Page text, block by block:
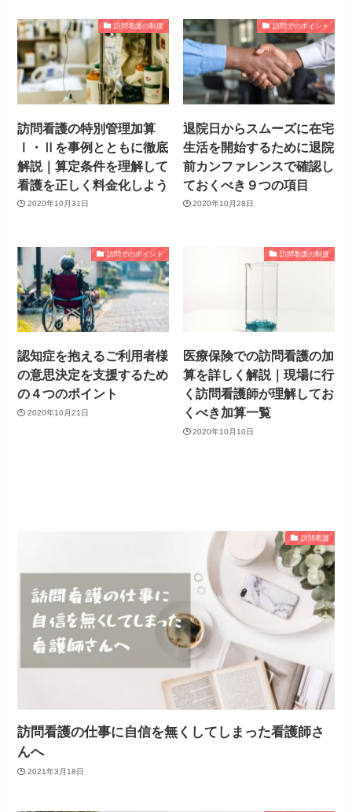
訪問看護の制度
訪問看護の特別管理加算
Ⅰ・Ⅱを事例とともに徹底
解説｜算定条件を理解して
看護を正しく料金化しよう
2020年10月31日
訪問でのポイント
退院日からスムーズに在宅
生活を開始するために退院
前カンファレンスで確認し
ておくべき９つの項目
2020年10月28日
訪問でのポイント
認知症を抱えるご利用者様
の意思決定を支援するため
の４つのポイント
2020年10月21日
訪問看護の制度
医療保険での訪問看護の加
算を詳しく解説｜現場に行
く訪問看護師が理解してお
くべき加算一覧
2020年10月10日
訪問看護
訪問看護の仕事に自信を無くしてしまった看護師さ
んへ
2021年3月18日